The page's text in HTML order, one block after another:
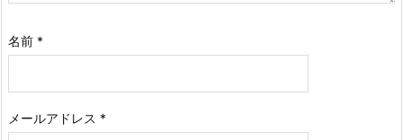
名前 *
メールアドレス *